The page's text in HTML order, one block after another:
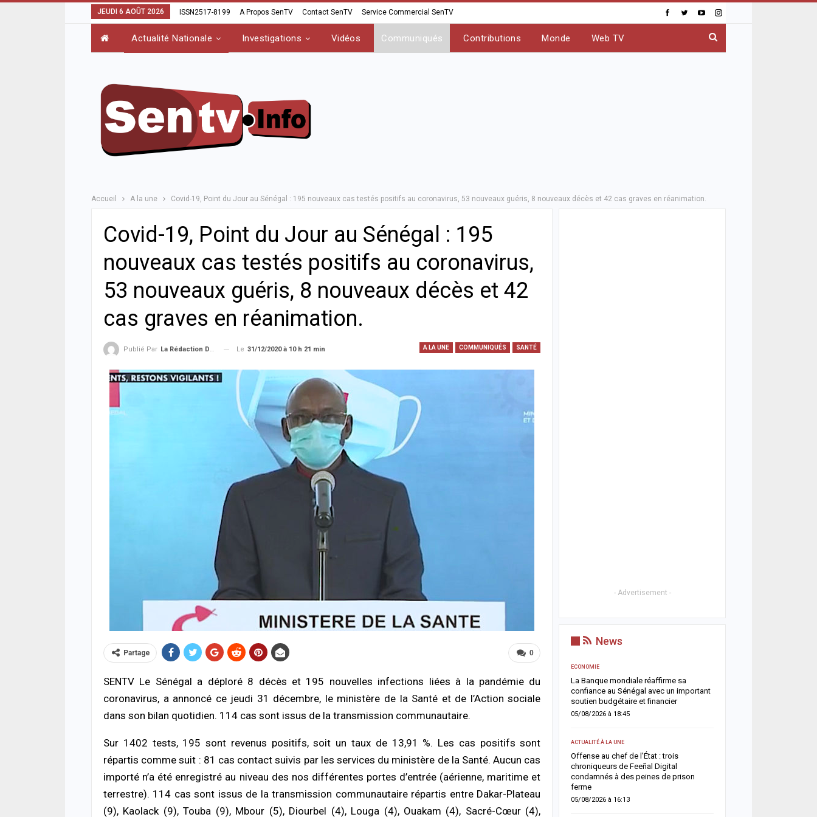
JEUDI 6 AOÛT 2026 ISSN2517-8199 A Propos SenTV Contact SenTV Service Commercial SenTV
Actualité Nationale Investigations Vidéos Communiqués Contributions Monde Web TV
Accueil A la une Covid-19, Point du Jour au Sénégal : 195 nouveaux cas testés positifs au coronavirus, 53 nouveaux guéris, 8 nouveaux décès et 42 cas graves en réanimation.
Covid-19, Point du Jour au Sénégal : 195
nouveaux cas testés positifs au coronavirus,
53 nouveaux guéris, 8 nouveaux décès et 42
cas graves en réanimation.
A LA UNE COMMUNIQUÉS SANTÉ
Publié Par La Rédaction De La SenTV.info Le 31/12/2020 à 10 h 21 min
0
Partage
SENTV Le Sénégal a déploré 8 décès et 195 nouvelles infections liées à la pandémie du
coronavirus, a annoncé ce jeudi 31 décembre, le ministère de la Santé et de l’Action sociale
dans son bilan quotidien. 114 cas sont issus de la transmission communautaire.
Sur 1402 tests, 195 sont revenus positifs, soit un taux de 13,91 %. Les cas positifs sont
répartis comme suit : 81 cas contact suivis par les services du ministère de la Santé. Aucun cas
importé n’a été enregistré au niveau des nos différentes portes d’entrée (aérienne, maritime et
terrestre). 114 cas sont issus de la transmission communautaire répartis entre Dakar-Plateau
(9), Kaolack (9), Touba (9), Mbour (5), Diourbel (4), Louga (4), Ouakam (4), Sacré-Cœur (4),
- Advertisement -
News
Touba renforce son dispositif sécuritaire
Touba Tawfekh
05/08/2026 à 08:42
A LA UNE
Magal 2026 : les sapeurs-pompiers
enregistrent 25 décès et près de 800
victimes, les accidents de la route
04/08/2026 à 18:52
Deuil : Serigne Mountakha Mbacké
prières plutôt que les visites
06/08/2026 à 18:22
A LA UNE
Sénégal–Banque mondiale : 220,7
milliards FCFA pour accélérer les projets
de développement
06/08/2026 à 18:05
ECONOMIE
La Banque mondiale réaffirme sa
confiance au Sénégal avec un important
soutien budgétaire et financier
05/08/2026 à 18:45
ACTUALITÉ À LA UNE
Offense au chef de l’État : trois
chroniqueurs de Feeñal Digital
condamnés à des peines de prison
ferme
05/08/2026 à 16:13